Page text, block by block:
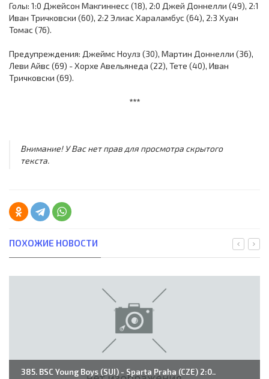
Голы: 1:0 Джейсон Макгиннесс (18), 2:0 Джей Доннелли (49), 2:1
Иван Тричковски (60), 2:2 Элиас Хараламбус (64), 2:3 Хуан
Томас (76).
Предупреждения: Джеймс Ноулз (30), Мартин Доннелли (36),
Леви Айвс (69) - Хорхе Авельянеда (22), Тете (40), Иван
Тричковски (69).
***
Внимание! У Вас нет прав для просмотра скрытого
текста.
ПОХОЖИЕ НОВОСТИ
385. BSC Young Boys (SUI) - Sparta Praha (CZE) 2:0..